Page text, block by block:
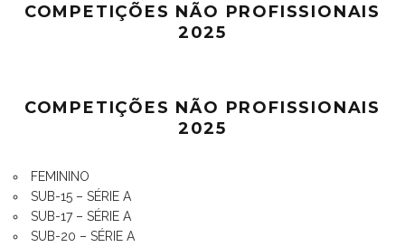
COMPETIÇÕES NÃO PROFISSIONAIS
2025
COMPETIÇÕES NÃO PROFISSIONAIS
2025
FEMININO
SUB-15 – SÉRIE A
SUB-17 – SÉRIE A
SUB-20 – SÉRIE A